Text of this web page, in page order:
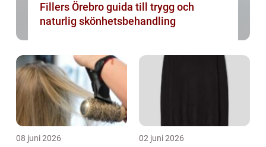
Fillers Örebro guida till trygg och
naturlig skönhetsbehandling
08 juni 2026 02 juni 2026